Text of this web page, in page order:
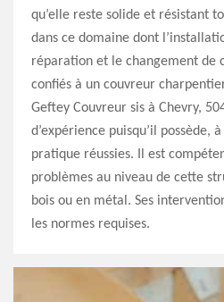
qu’elle reste solide et résistant
dans ce domaine dont
réparation et le changement de
confiés à un couvreur
Geftey Couvreur sis à Chevry,
d’expérience puisqu’il possède,
pratique réussies. Il est
problèmes au niveau de cette
bois ou en métal. Ses
les normes requises.